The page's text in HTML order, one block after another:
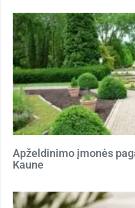
Apželdinimo įmonės
Kaune